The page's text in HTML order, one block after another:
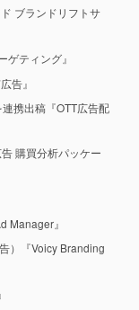
ブランドリフトサ
ティング』
告』
携出稿『OTT広告配
購買分析パッケー
Manager』
）『Voicy Branding